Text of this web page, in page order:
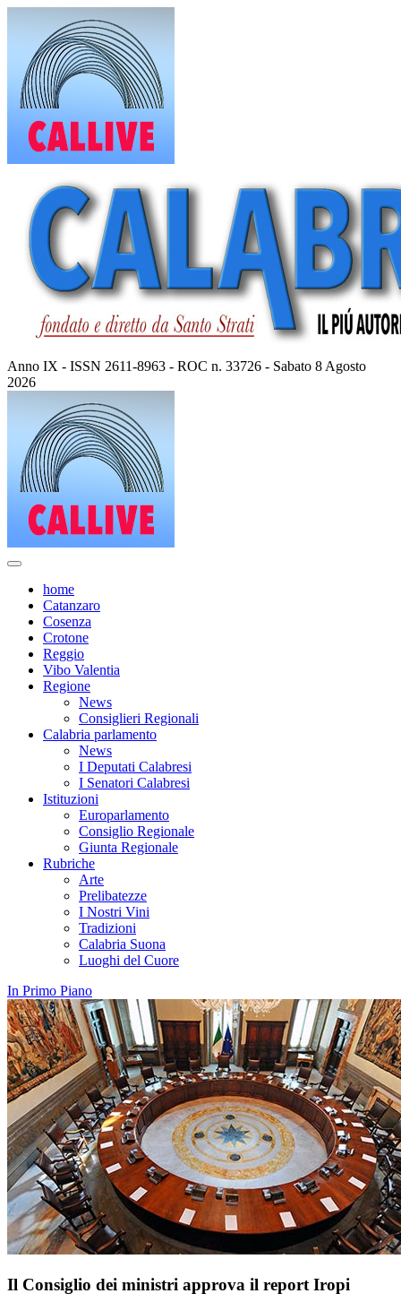
contenuto
Anno IX - ISSN 2611-8963 - ROC n. 33726 - Sabato 8 Agosto
2026
home
Catanzaro
Cosenza
Crotone
Reggio
Vibo Valentia
Regione
News
Consiglieri Regionali
Calabria parlamento
News
I Deputati Calabresi
I Senatori Calabresi
Istituzioni
Europarlamento
Consiglio Regionale
Giunta Regionale
Rubriche
Arte
Prelibatezze
I Nostri Vini
Tradizioni
Calabria Suona
Luoghi del Cuore
In Primo Piano
Il Consiglio dei ministri approva il report Iropi